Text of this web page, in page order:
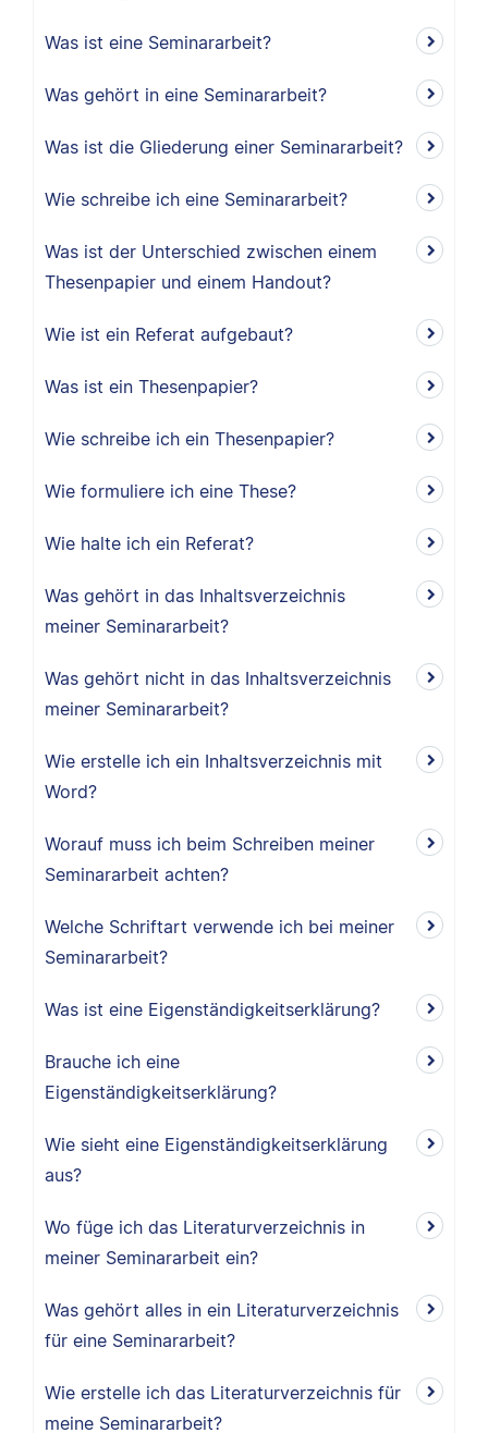
Was ist eine Seminararbeit?
Was gehört in eine Seminararbeit?
Was ist die Gliederung einer Seminararbeit?
Wie schreibe ich eine Seminararbeit?
Was ist der Unterschied zwischen einem
Thesenpapier und einem Handout?
Wie ist ein Referat aufgebaut?
Was ist ein Thesenpapier?
Wie schreibe ich ein Thesenpapier?
Wie formuliere ich eine These?
Wie halte ich ein Referat?
Was gehört in das Inhaltsverzeichnis
meiner Seminararbeit?
Was gehört nicht in das Inhaltsverzeichnis
meiner Seminararbeit?
Wie erstelle ich ein Inhaltsverzeichnis mit
Word?
Worauf muss ich beim Schreiben meiner
Seminararbeit achten?
Welche Schriftart verwende ich bei meiner
Seminararbeit?
Was ist eine Eigenständigkeitserklärung?
Brauche ich eine
Eigenständigkeitserklärung?
Wie sieht eine Eigenständigkeitserklärung
aus?
Wo füge ich das Literaturverzeichnis in
meiner Seminararbeit ein?
Was gehört alles in ein Literaturverzeichnis
für eine Seminararbeit?
Wie erstelle ich das Literaturverzeichnis für
meine Seminararbeit?